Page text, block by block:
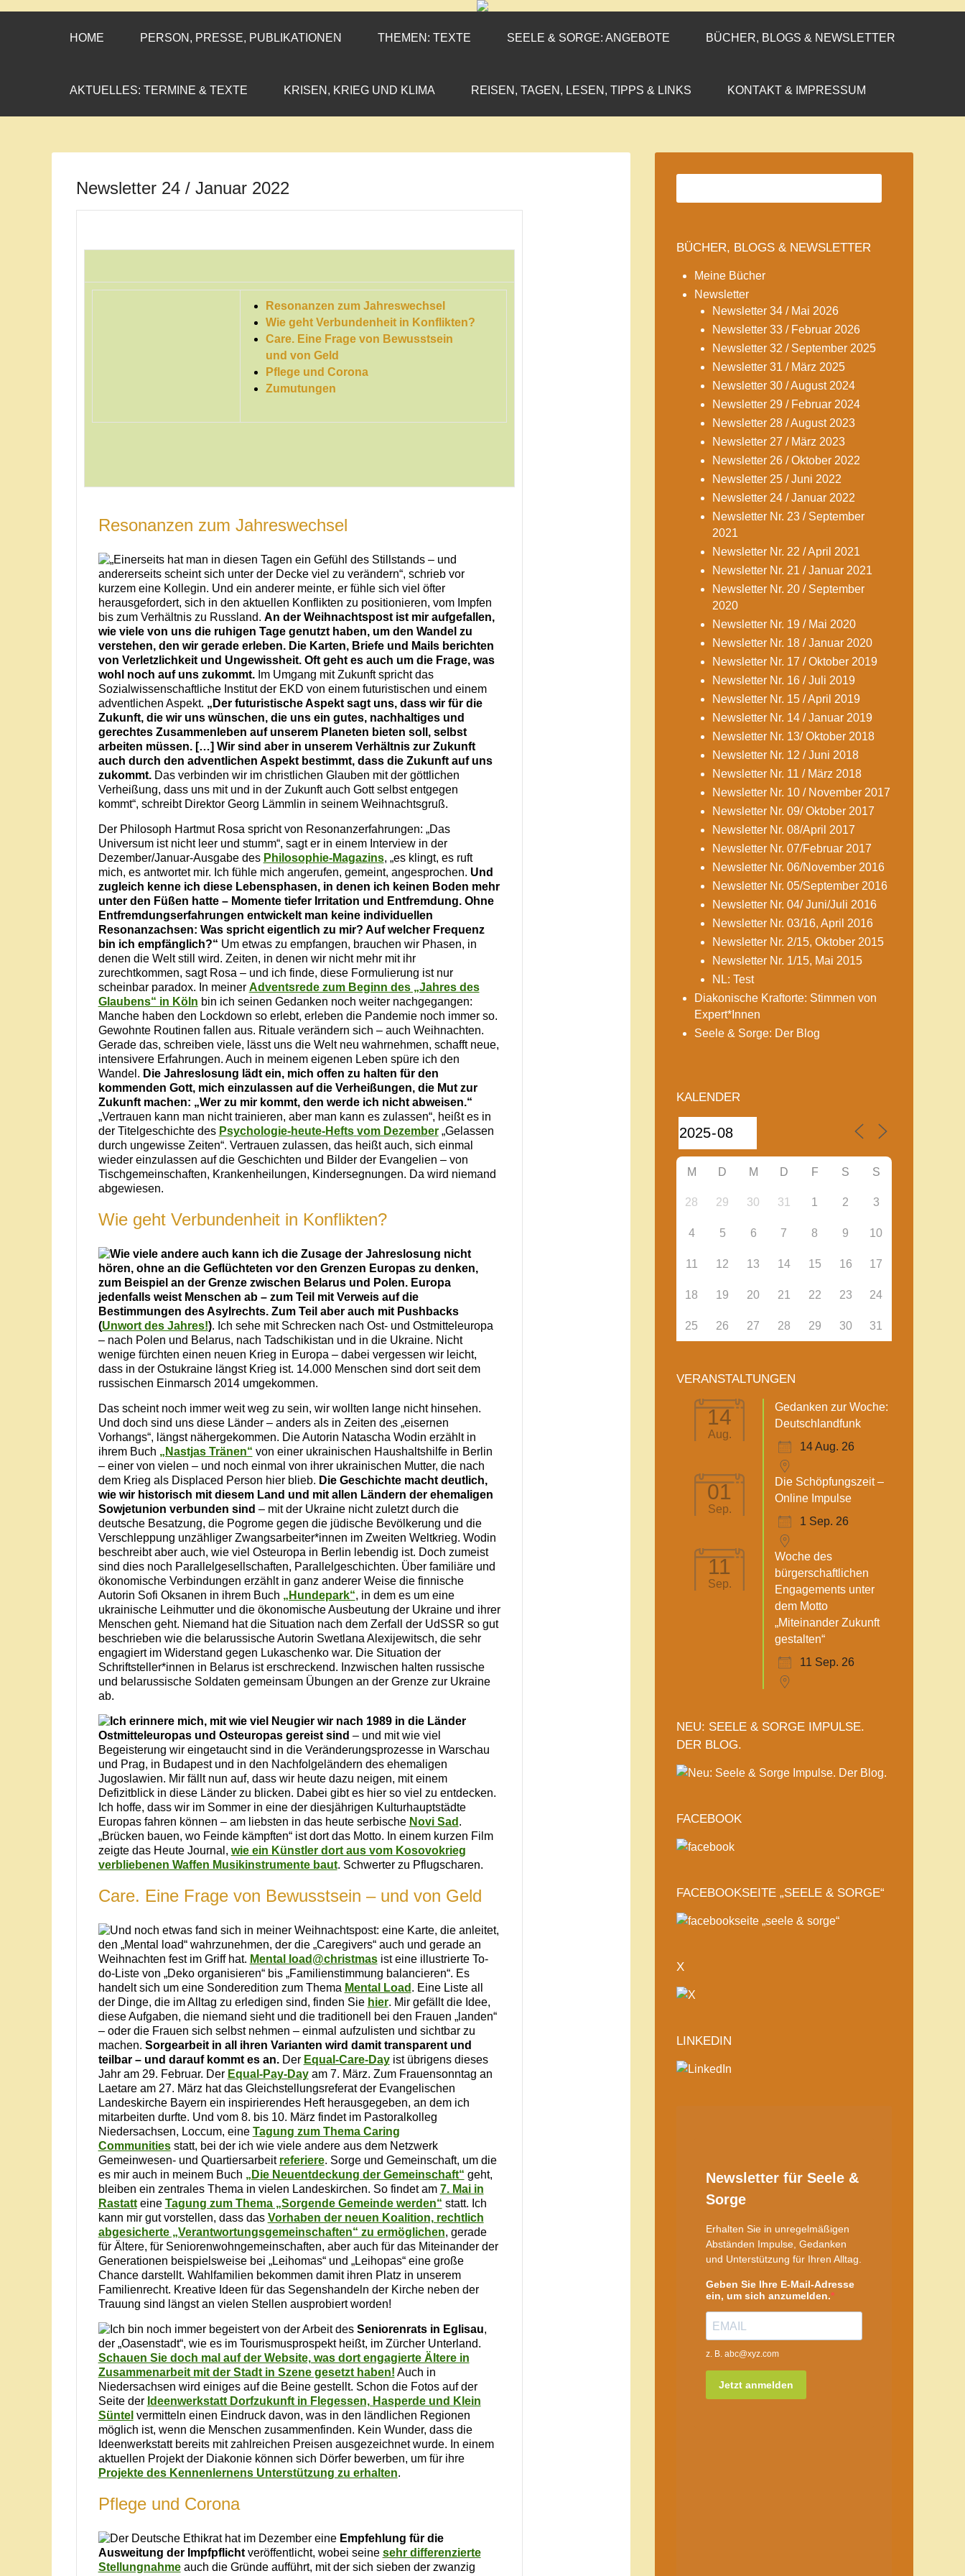
CORNELIA COENEN-MARX
»ENGAGEMENT MIT PROFIL«
HOME PERSON, PRESSE, PUBLIKATIONEN THEMEN: TEXTE SEELE & SORGE: ANGEBOTE BÜCHER, BLOGS & NEWSLETTER
AKTUELLES: TERMINE & TEXTE KRISEN, KRIEG UND KLIMA REISEN, TAGEN, LESEN, TIPPS & LINKS KONTAKT & IMPRESSUM
Newsletter 24 / Januar 2022
Resonanzen zum Jahreswechsel
Wie geht Verbundenheit in Konflikten?
Care. Eine Frage von Bewusstsein
und von Geld
Pflege und Corona
Zumutungen
Resonanzen zum Jahreswechsel
„Einerseits hat man in diesen Tagen ein Gefühl des Stillstands – und
andererseits scheint sich unter der Decke viel zu verändern“, schrieb vor
kurzem eine Kollegin. Und ein anderer meinte, er fühle sich viel öfter
herausgefordert, sich in den aktuellen Konflikten zu positionieren, vom Impfen
bis zum Verhältnis zu Russland. An der Weihnachtspost ist mir aufgefallen,
wie viele von uns die ruhigen Tage genutzt haben, um den Wandel zu
verstehen, den wir gerade erleben. Die Karten, Briefe und Mails berichten
von Verletzlichkeit und Ungewissheit. Oft geht es auch um die Frage, was
wohl noch auf uns zukommt.Im Umgang mit Zukunft spricht das
Sozialwissenschaftliche Institut der EKD von einem futuristischen und einem
adventlichen Aspekt. „Der futuristische Aspekt sagt uns, dass wir für die
Zukunft, die wir uns wünschen, die uns ein gutes, nachhaltiges und
gerechtes Zusammenleben auf unserem Planeten bieten soll, selbst
arbeiten müssen. […] Wir sind aber in unserem Verhältnis zur Zukunft
auch durch den adventlichen Aspekt bestimmt, dass die Zukunft auf uns
zukommt.Das verbinden wir im christlichen Glauben mit der göttlichen
Verheißung, dass uns mit und in der Zukunft auch Gott selbst entgegen
kommt“, schreibt Direktor Georg Lämmlin in seinem Weihnachtsgruß.
Der Philosoph Hartmut Rosa spricht von Resonanzerfahrungen: „Das
Universum ist nicht leer und stumm“, sagt er in einem Interview in der
Dezember/Januar-Ausgabe des Philosophie-Magazins, „es klingt, es ruft
mich, es antwortet mir. Ich fühle mich angerufen, gemeint, angesprochen. Und
zugleich kenne ich diese Lebensphasen, in denen ich keinen Boden mehr
unter den Füßen hatte – Momente tiefer Irritation und Entfremdung. Ohne
Entfremdungserfahrungen entwickelt man keine individuellen
Resonanzachsen: Was spricht eigentlich zu mir? Auf welcher Frequenz
bin ich empfänglich?“ Um etwas zu empfangen, brauchen wir Phasen, in
denen die Welt still wird. Zeiten, in denen wir nicht mehr mit ihr
zurechtkommen, sagt Rosa – und ich finde, diese Formulierung ist nur
scheinbar paradox. In meiner Adventsrede zum Beginn des „Jahres des
Glaubens“ in Köln bin ich seinen Gedanken noch weiter nachgegangen:
Manche haben den Lockdown so erlebt, erleben die Pandemie noch immer so.
Gewohnte Routinen fallen aus. Rituale verändern sich – auch Weihnachten.
Gerade das, schreiben viele, lässt uns die Welt neu wahrnehmen, schafft neue,
intensivere Erfahrungen. Auch in meinem eigenen Leben spüre ich den
Wandel. Die Jahreslosung lädt ein, mich offen zu halten für den
kommenden Gott, mich einzulassen auf die Verheißungen, die Mut zur
Zukunft machen: „Wer zu mir kommt, den werde ich nicht abweisen.“
„Vertrauen kann man nicht trainieren, aber man kann es zulassen“, heißt es in
der Titelgeschichte des Psychologie-heute-Hefts vom Dezember„Gelassen
durch ungewisse Zeiten“. Vertrauen zulassen, das heißt auch, sich einmal
wieder einzulassen auf die Geschichten und Bilder der Evangelien – von
Tischgemeinschaften, Krankenheilungen, Kindersegnungen. Da wird niemand
abgewiesen.
Wie geht Verbundenheit in Konflikten?
Wie viele andere auch kann ich die Zusage der Jahreslosung nicht
hören, ohne an die Geflüchteten vor den Grenzen Europas zu denken,
zum Beispiel an der Grenze zwischen Belarus und Polen. Europa
jedenfalls weist Menschen ab – zum Teil mit Verweis auf die
Bestimmungen des Asylrechts. Zum Teil aber auch mit Pushbacks
(Unwort des Jahres!). Ich sehe mit Schrecken nach Ost- und Ostmitteleuropa
– nach Polen und Belarus, nach Tadschikistan und in die Ukraine. Nicht
wenige fürchten einen neuen Krieg in Europa – dabei vergessen wir leicht,
dass in der Ostukraine längst Krieg ist. 14.000 Menschen sind dort seit dem
russischen Einmarsch 2014 umgekommen.
Das scheint noch immer weit weg zu sein, wir wollten lange nicht hinsehen.
Und doch sind uns diese Länder – anders als in Zeiten des „eisernen
Vorhangs“, längst nähergekommen. Die Autorin Natascha Wodin erzählt in
ihrem Buch „Nastjas Tränen“ von einer ukrainischen Haushaltshilfe in Berlin
– einer von vielen – und noch einmal von ihrer ukrainischen Mutter, die nach
dem Krieg als Displaced Person hier blieb. Die Geschichte macht deutlich,
wie wir historisch mit diesem Land und mit allen Ländern der ehemaligen
Sowjetunion verbunden sind – mit der Ukraine nicht zuletzt durch die
deutsche Besatzung, die Pogrome gegen die jüdische Bevölkerung und die
Verschleppung unzähliger Zwangsarbeiter*innen im Zweiten Weltkrieg. Wodin
beschreibt aber auch, wie viel Osteuropa in Berlin lebendig ist. Doch zumeist
sind dies noch Parallelgesellschaften, Parallelgeschichten. Über familiäre und
ökonomische Verbindungen erzählt in ganz anderer Weise die finnische
Autorin Sofi Oksanen in ihrem Buch „Hundepark“, in dem es um eine
ukrainische Leihmutter und die ökonomische Ausbeutung der Ukraine und ihrer
Menschen geht. Niemand hat die Situation nach dem Zerfall der UdSSR so gut
beschrieben wie die belarussische Autorin Swetlana Alexijewitsch, die sehr
engagiert im Widerstand gegen Lukaschenko war. Die Situation der
Schriftsteller*innen in Belarus ist erschreckend. Inzwischen halten russische
und belarussische Soldaten gemeinsam Übungen an der Grenze zur Ukraine
ab.
Ich erinnere mich, mit wie viel Neugier wir nach 1989 in die Länder
Ostmitteleuropas und Osteuropas gereist sind – und mit wie viel
Begeisterung wir eingetaucht sind in die Veränderungsprozesse in Warschau
und Prag, in Budapest und in den Nachfolgeländern des ehemaligen
Jugoslawien. Mir fällt nun auf, dass wir heute dazu neigen, mit einem
Defizitblick in diese Länder zu blicken. Dabei gibt es hier so viel zu entdecken.
Ich hoffe, dass wir im Sommer in eine der diesjährigen Kulturhauptstädte
Europas fahren können – am liebsten in das heute serbische Novi Sad .
„Brücken bauen, wo Feinde kämpften“ ist dort das Motto. In einem kurzen Film
zeigte das Heute Journal, wie ein Künstler dort aus vom Kosovokrieg
verbliebenen Waffen Musikinstrumente baut. Schwerter zu Pflugscharen.
Care. Eine Frage von Bewusstsein – und von Geld
Und noch etwas fand sich in meiner Weihnachtspost: eine Karte, die anleitet,
den „Mental load“ wahrzunehmen, der die „Caregivers“ auch und gerade an
Weihnachten fest im Griff hat. Mental load@christmasist eine illustrierte To-
do-Liste von „Deko organisieren“ bis „Familienstimmung balancieren“. Es
handelt sich um eine Sonderedition zum Thema Mental Load . Eine Liste all
der Dinge, die im Alltag zu erledigen sind, finden Sie hier. Mir gefällt die Idee,
diese Aufgaben, die niemand sieht und die traditionell bei den Frauen „landen“
– oder die Frauen sich selbst nehmen – einmal aufzulisten und sichtbar zu
machen. Sorgearbeit in all ihren Varianten wird damit transparent und
teilbar – und darauf kommt es an.Der Equal-Care-Dayist übrigens dieses
Jahr am 29. Februar. Der Equal-Pay-Dayam 7. März. Zum Frauensonntag an
Laetare am 27. März hat das Gleichstellungsreferat der Evangelischen
Landeskirche Bayern ein inspirierendes Heft herausgegeben, an dem ich
mitarbeiten durfte. Und vom 8. bis 10. März findet im Pastoralkolleg
Niedersachsen, Loccum, eine Tagung zum Thema Caring
Communitiesstatt, bei der ich wie viele andere aus dem Netzwerk
Gemeinwesen- und Quartiersarbeit referiere. Sorge und Gemeinschaft, um die
es mir auch in meinem Buch „Die Neuentdeckung der Gemeinschaft“ geht,
bleiben ein zentrales Thema in vielen Landeskirchen. So findet am 7. Mai in
Rastatteine Tagung zum Thema „Sorgende Gemeinde werden“ statt. Ich
kann mir gut vorstellen, dass das Vorhaben der neuen Koalition, rechtlich
abgesicherte „Verantwortungsgemeinschaften“ zu ermöglichen, gerade
für Ältere, für Seniorenwohngemeinschaften, aber auch für das Miteinander der
Generationen beispielsweise bei „Leihomas“ und „Leihopas“ eine große
Chance darstellt. Wahlfamilien bekommen damit ihren Platz in unserem
Familienrecht. Kreative Ideen für das Segenshandeln der Kirche neben der
Trauung sind längst an vielen Stellen ausprobiert worden!
Ich bin noch immer begeistert von der Arbeit des Seniorenrats in Eglisau,
der „Oasenstadt“, wie es im Tourismusprospekt heißt, im Zürcher Unterland.
Schauen Sie doch mal auf der Website, was dort engagierte Ältere in
Zusammenarbeit mit der Stadt in Szene gesetzt haben! Auch in
Niedersachsen wird einiges auf die Beine gestellt. Schon die Fotos auf der
Seite der Ideenwerkstatt Dorfzukunft in Flegessen, Hasperde und Klein
Süntel vermitteln einen Eindruck davon, was in den ländlichen Regionen
möglich ist, wenn die Menschen zusammenfinden. Kein Wunder, dass die
Ideenwerkstatt bereits mit zahlreichen Preisen ausgezeichnet wurde. In einem
aktuellen Projekt der Diakonie können sich Dörfer bewerben, um für ihre
Projekte des Kennenlernens Unterstützung zu erhalten.
Pflege und Corona
Der Deutsche Ethikrat hat im Dezember eine Empfehlung für die
Ausweitung der Impfpflicht veröffentlicht, wobei seine sehr differenzierte
Stellungnahmeauch die Gründe aufführt, mit der sich sieben der zwanzig
BÜCHER, BLOGS & NEWSLETTER
Meine Bücher
Newsletter
Newsletter 34 / Mai 2026
Newsletter 33 / Februar 2026
Newsletter 32 / September 2025
Newsletter 31 / März 2025
Newsletter 30 / August 2024
Newsletter 29 / Februar 2024
Newsletter 28 / August 2023
Newsletter 27 / März 2023
Newsletter 26 / Oktober 2022
Newsletter 25 / Juni 2022
Newsletter 24 / Januar 2022
Newsletter Nr. 23 / September
2021
Newsletter Nr. 22 / April 2021
Newsletter Nr. 21 / Januar 2021
Newsletter Nr. 20 / September
2020
Newsletter Nr. 19 / Mai 2020
Newsletter Nr. 18 / Januar 2020
Newsletter Nr. 17 / Oktober 2019
Newsletter Nr. 16 / Juli 2019
Newsletter Nr. 15 / April 2019
Newsletter Nr. 14 / Januar 2019
Newsletter Nr. 13/ Oktober 2018
Newsletter Nr. 12 / Juni 2018
Newsletter Nr. 11 / März 2018
Newsletter Nr. 10 / November 2017
Newsletter Nr. 09/ Oktober 2017
Newsletter Nr. 08/April 2017
Newsletter Nr. 07/Februar 2017
Newsletter Nr. 06/November 2016
Newsletter Nr. 05/September 2016
Newsletter Nr. 04/ Juni/Juli 2016
Newsletter Nr. 03/16, April 2016
Newsletter Nr. 2/15, Oktober 2015
Newsletter Nr. 1/15, Mai 2015
NL: Test
Diakonische Kraftorte: Stimmen von
Expert*Innen
Seele & Sorge: Der Blog
KALENDER
M D M D F S S
28 29 30 31 1 2 3
4 5 6 7 8 9 10
11 12 13 14 15 16 17
18 19 20 21 22 23 24
25 26 27 28 29 30 31
VERANSTALTUNGEN
14
Aug.
Gedanken zur Woche:
Deutschlandfunk
14 Aug. 26
01
Sep.
Die Schöpfungszeit –
Online Impulse
1 Sep. 26
11
Sep.
Woche des
bürgerschaftlichen
Engagements unter
dem Motto
„Miteinander Zukunft
gestalten“
11 Sep. 26
NEU: SEELE & SORGE IMPULSE.
DER BLOG.
FACEBOOK
FACEBOOKSEITE „SEELE & SORGE“
X
LINKEDIN